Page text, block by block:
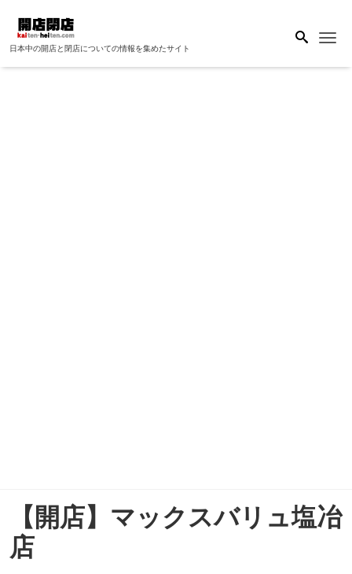
日本中の開店と閉店についての情報を集めたサイト
【開店】マックスバリュ塩冶
店